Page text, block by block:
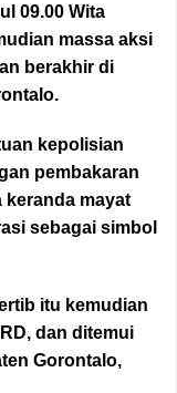
09.00 Wita
massa aksi
berakhir di
kepolisian
pembakaran
keranda mayat
sebagai simbol
itu kemudian
dan ditemui
Gorontalo,